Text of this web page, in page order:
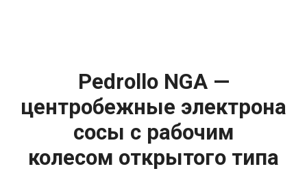
Pedrollo NGA —
центробежные электрона
сосы с рабочим
колесом открытого типа